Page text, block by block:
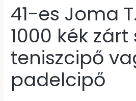
41-es Joma
1000 kék
teniszcipő
padelcipő